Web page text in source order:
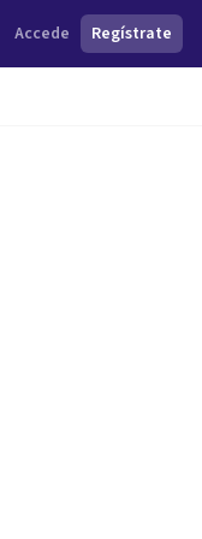
Accede Regístrate